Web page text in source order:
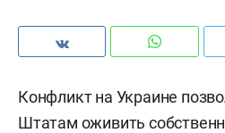
Конфликт на Украине
Штатам оживить